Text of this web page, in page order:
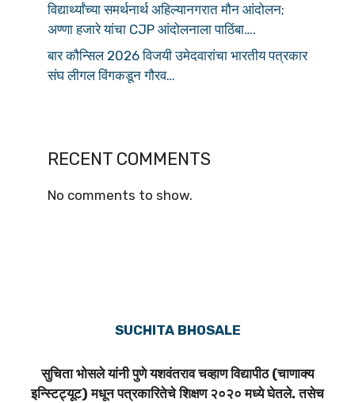
विद्यार्थ्यांच्या समर्थनार्थ अहिल्यानगरात मौन आंदोलन;
अण्णा हजारे यांचा CJP आंदोलनाला पाठिंबा….
बार कौन्सिल 2026 विजयी उमेदवारांचा भारतीय पत्रकार
संघ लीगल विंगकडून गौरव…
RECENT COMMENTS
No comments to show.
SUCHITA BHOSALE
सुचिता भोसले यांनी पुणे यशवंतराव चव्हाण विद्यापीठ (चाणाक्य
इन्स्टिट्यूट) मधून पत्रकारितेचे शिक्षण २०२० मध्ये घेतले. तसेच